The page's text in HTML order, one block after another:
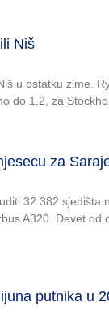
Niš
u ostatku zime.
do 1.2, za
za
32.382 sjedišta
A320. Devet od
putnika u